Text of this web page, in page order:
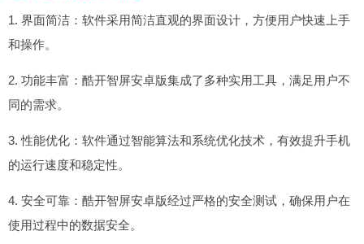
1. 界面简洁：软件采用简洁直观的界面设计，方便用户快速上手
和操作。
2. 功能丰富：酷开智屏安卓版集成了多种实用工具，满足用户不
同的需求。
3. 性能优化：软件通过智能算法和系统优化技术，有效提升手机
的运行速度和稳定性。
4. 安全可靠：酷开智屏安卓版经过严格的安全测试，确保用户在
使用过程中的数据安全。